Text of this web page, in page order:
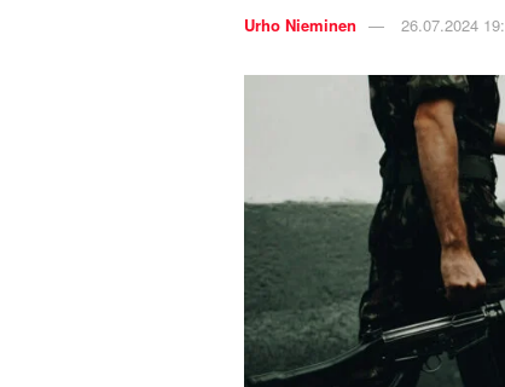
Urho Nieminen 26.07.2024